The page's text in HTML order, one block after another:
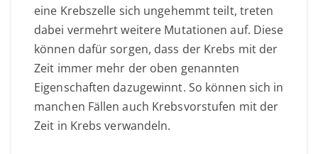
eine Krebszelle sich ungehemmt teilt, treten
dabei vermehrt weitere Mutationen auf. Diese
können dafür sorgen, dass der Krebs mit der
Zeit immer mehr der oben genannten
Eigenschaften dazugewinnt. So können sich in
manchen Fällen auch Krebsvorstufen mit der
Zeit in Krebs verwandeln.